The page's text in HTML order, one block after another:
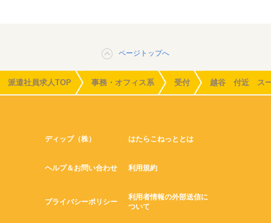
ページトップへ
派遣社員求人TOP 事務・オフィス系 受付 越谷 付近 ス
ディップ（株） はたらこねっととは
ヘルプ＆お問い合わせ 利用規約
プライバシーポリシー
利用者情報の外部送信に
ついて